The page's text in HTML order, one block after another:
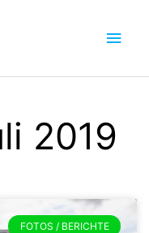
2019
FOTOS / BERICHTE